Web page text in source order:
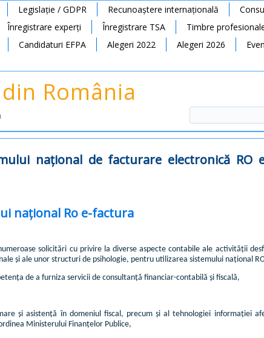
Legislație / GDPR Recunoaștere internațională
Înregistrare experți Înregistrare TSA
Timbre
Candidaturi EFPA Alegeri 2022 Alegeri 2026
România
naţional de facturare electronică RO
național Ro e-factura
solicitări cu privire la diverse aspecte contabile ale activității
și ale unor structuri de psihologie, pentru utilizarea sistemului național
de a furniza servicii de consultanță financiar-contabilă și fiscală,
și asistență în domeniul fiscal, precum și al tehnologiei informației
Ministerului Finanțelor Publice,